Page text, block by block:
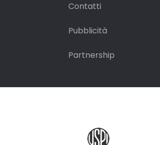
Contatti
Pubblicità
Partnership